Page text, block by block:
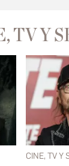
TV Y
CINE, TV Y